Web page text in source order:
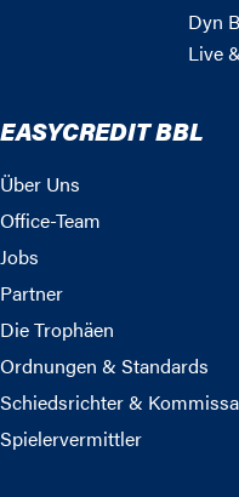
Dyn
Live
EASYCREDIT BBL
Über Uns
Office-Team
Jobs
Partner
Die Trophäen
Ordnungen & Standards
Schiedsrichter &
Spielervermittler